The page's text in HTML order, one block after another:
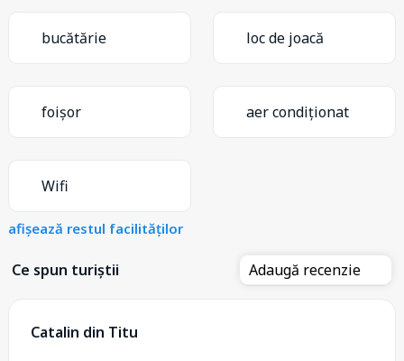
bucătărie loc de joacă
foișor aer condiționat
Wifi
afișează restul facilităților
Ce spun turiștii Adaugă recenzie
Catalin din Titu